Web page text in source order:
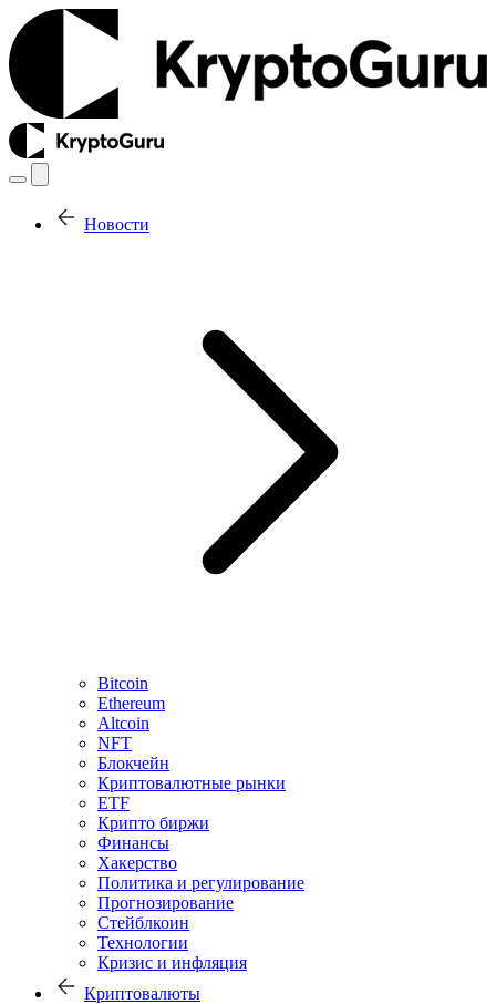
Новости
Bitcoin
Ethereum
Altcoin
NFT
Блокчейн
Криптовалютные рынки
ETF
Крипто биржи
Финансы
Хакерство
Политика и регулирование
Прогнозирование
Стейблкоин
Технологии
Кризис и инфляция
Криптовалюты